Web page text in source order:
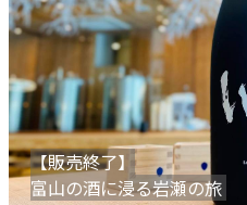
【販売終了】
富山の酒に浸る岩瀬の旅